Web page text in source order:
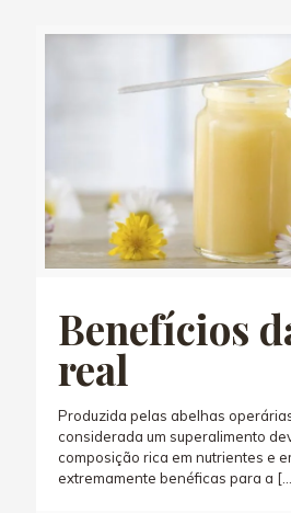
Benefícios
real
Produzida pelas abelhas
considerada um superalimento
composição rica em nutrientes e
extremamente benéficas para a